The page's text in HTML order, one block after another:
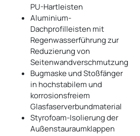
PU-Hartleisten
Aluminium-
Dachprofilleisten mit
Regenwasserführung zur
Reduzierung von
Seitenwandverschmutzung
Bugmaske und Stoßfänger
in hochstabilem und
korrosionsfreiem
Glasfaserverbundmaterial
Styrofoam-Isolierung der
Außenstauraumklappen